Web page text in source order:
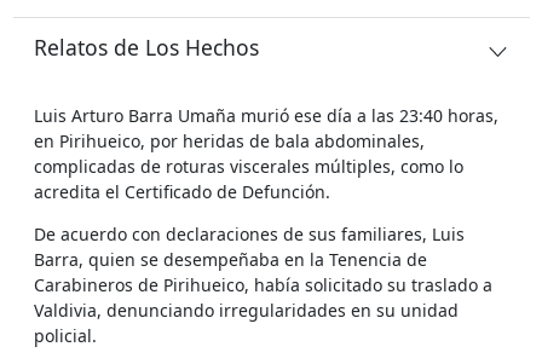
Relatos de Los Hechos
Luis Arturo Barra Umaña murió ese día a las 23:40 horas,
en Pirihueico, por heridas de bala abdominales,
complicadas de roturas viscerales múltiples, como lo
acredita el Certificado de Defunción.
De acuerdo con declaraciones de sus familiares, Luis
Barra, quien se desempeñaba en la Tenencia de
Carabineros de Pirihueico, había solicitado su traslado a
Valdivia, denunciando irregularidades en su unidad
policial.